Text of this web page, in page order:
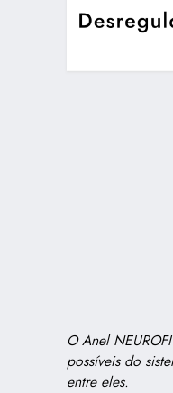
O Anel
possíveis do
entre eles.